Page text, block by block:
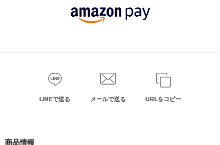
LINEで送る メールで送る URLをコピー
商品情報